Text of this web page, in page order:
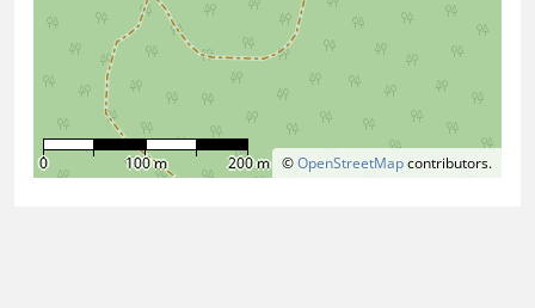
©OpenStreetMapcontributors.
0 100 m 200 m